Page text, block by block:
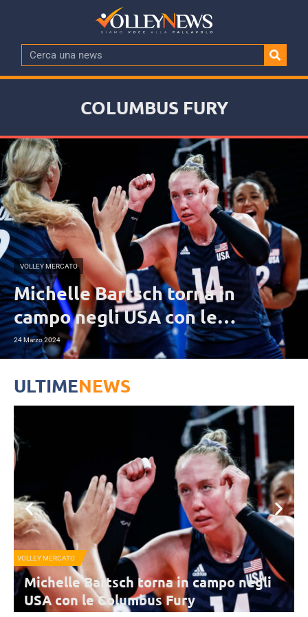
COLUMBUS FURY
VOLLEY MERCATO
Michelle Bartsch torna in
campo negli USA con le
Columbus Fury
24 Marzo 2024
ULTIMENEWS
VOLLEY MERCATO
Michelle Bartsch torna in campo negli
USA con le Columbus Fury